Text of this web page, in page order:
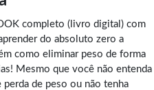
completo (livro digital) com
do absoluto zero a
como eliminar peso de forma
Mesmo que você não entenda
perda de peso ou não tenha